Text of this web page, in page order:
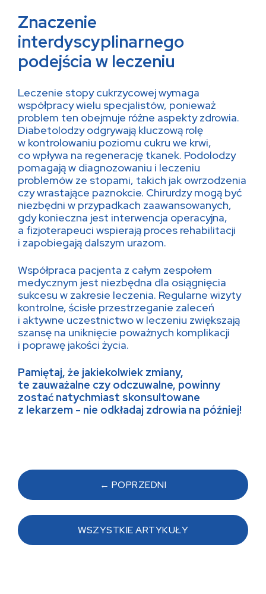
Znaczenie
interdyscyplinarnego
podejścia w leczeniu
Leczenie stopy cukrzycowej wymaga
współpracy wielu specjalistów, ponieważ
problem ten obejmuje różne aspekty zdrowia.
Diabetolodzy odgrywają kluczową rolę
w kontrolowaniu poziomu cukru we krwi,
co wpływa na regenerację tkanek. Podolodzy
pomagają w diagnozowaniu i leczeniu
problemów ze stopami, takich jak owrzodzenia
czy wrastające paznokcie. Chirurdzy mogą być
niezbędni w przypadkach zaawansowanych,
gdy konieczna jest interwencja operacyjna,
a fizjoterapeuci wspierają proces rehabilitacji
i zapobiegają dalszym urazom.
Współpraca pacjenta z całym zespołem
medycznym jest niezbędna dla osiągnięcia
sukcesu w zakresie leczenia. Regularne wizyty
kontrolne, ścisłe przestrzeganie zaleceń
i aktywne uczestnictwo w leczeniu zwiększają
szansę na uniknięcie poważnych komplikacji
i poprawę jakości życia.
Pamiętaj, że jakiekolwiek zmiany,
te zauważalne czy odczuwalne, powinny
zostać natychmiast skonsultowane
z lekarzem - nie odkładaj zdrowia na później!
Post
navigation
← POPRZEDNI
WSZYSTKIE ARTYKUŁY